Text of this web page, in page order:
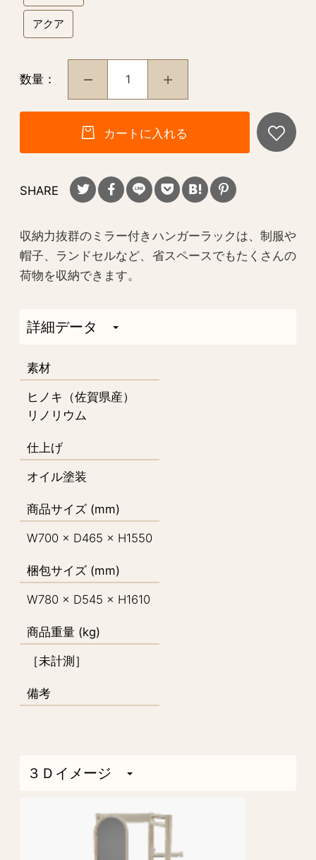
アクア
数量：
カートに入れる
SHARE
収納力抜群のミラー付きハンガーラックは、制服や
帽子、ランドセルなど、省スペースでもたくさんの
荷物を収納できます。
詳細データ
素材
ヒノキ（佐賀県産）
リノリウム
仕上げ
オイル塗装
商品サイズ (mm)
W700 × D465 × H1550
梱包サイズ (mm)
W780 × D545 × H1610
商品重量 (kg)
［未計測］
備考
３Ｄイメージ